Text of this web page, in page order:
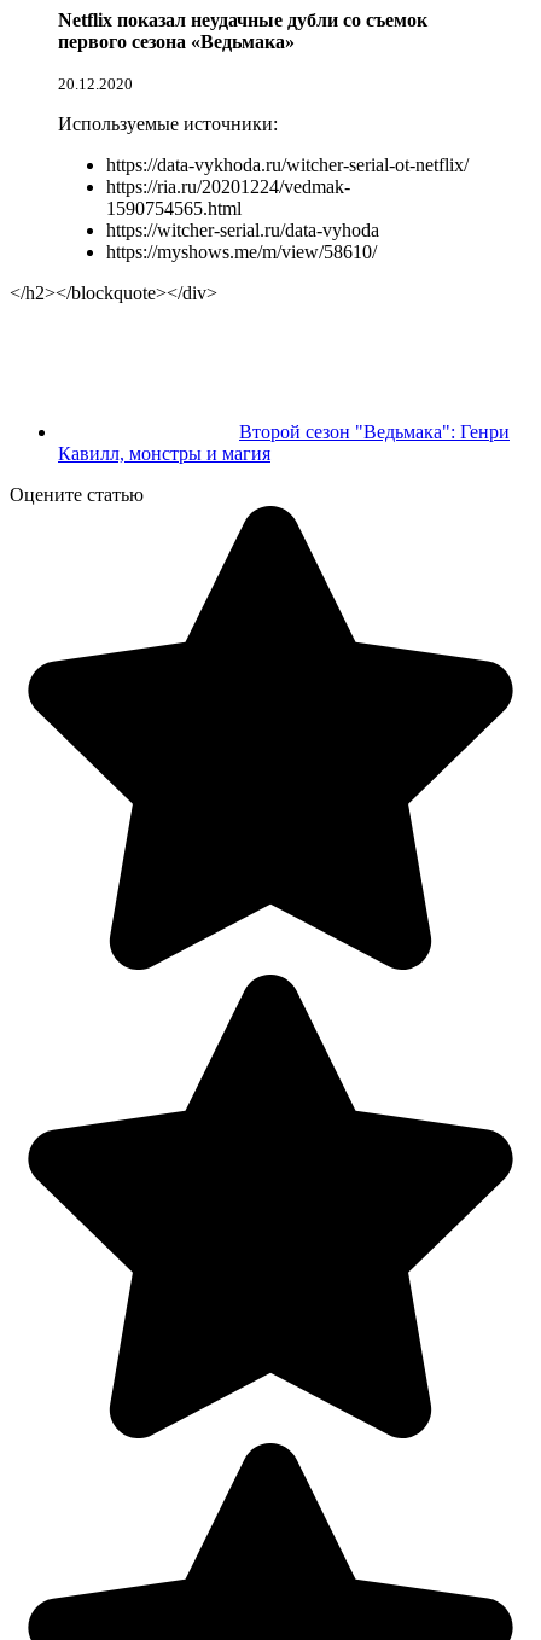
Netflix показал неудачные дубли со съемок
первого сезона «Ведьмака»
20.12.2020
Используемые источники:
https://data-vykhoda.ru/witcher-serial-ot-netflix/
https://ria.ru/20201224/vedmak-
1590754565.html
https://witcher-serial.ru/data-vyhoda
https://myshows.me/m/view/58610/
</h2></blockquote></div>
Второй сезон "Ведьмака": Генри
Кавилл, монстры и магия
Оцените статью